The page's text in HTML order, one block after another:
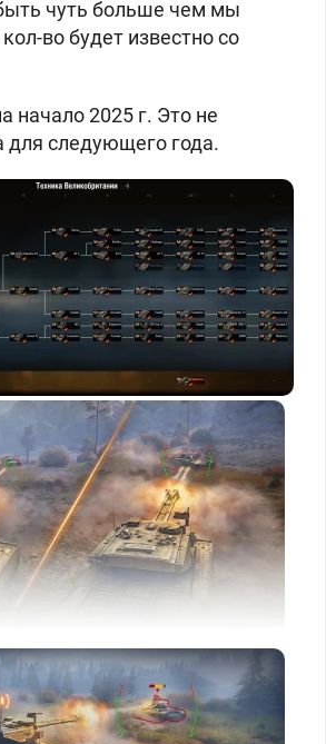
чуть больше чем мы
во будет известно со
начало 2025 г. Это не
для следующего года.